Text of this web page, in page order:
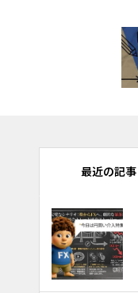
最近の記事